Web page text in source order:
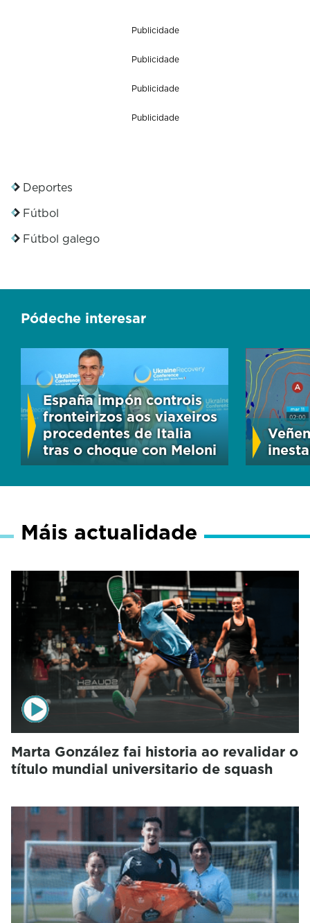
Publicidade
Publicidade
Publicidade
Publicidade
Deportes
Fútbol
Fútbol galego
Pódeche interesar
España impón controis
fronteirizos aos viaxeiros
procedentes de Italia
tras o choque con Meloni
Máis actualidade
Marta González fai historia ao revalidar o
título mundial universitario de squash